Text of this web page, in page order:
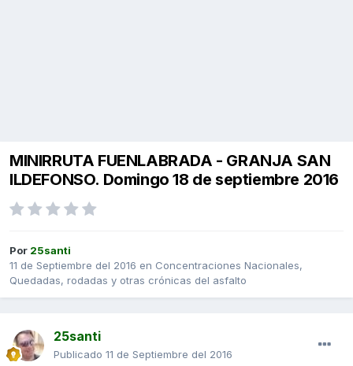
MINIRRUTA FUENLABRADA - GRANJA SAN
ILDEFONSO. Domingo 18 de septiembre 2016
Por 25santi
11 de Septiembre del 2016 en Concentraciones Nacionales,
Quedadas, rodadas y otras crónicas del asfalto
25santi
Publicado 11 de Septiembre del 2016